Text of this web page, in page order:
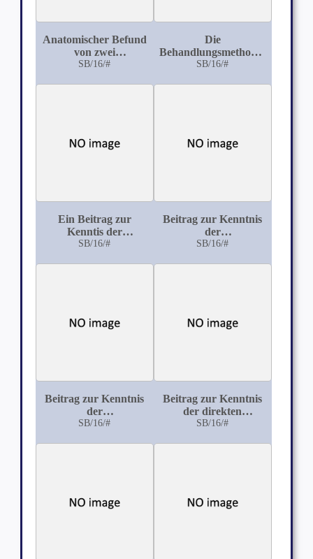
Anatomischer Befund
von zwei
sympathisirenden
SB/16/#
Die
Behandlungsmethoden
von Trichiasis und
SB/16/#
Ein Beitrag zur
Kenntis der
Pathologischen
SB/16/#
Beitrag zur Kenntnis
der
Augenerkrankungen
SB/16/#
Beitrag zur Kenntnis
der
Augenveränderungen
SB/16/#
Beitrag zur Kenntnis
der direkten
Sehnervenverletzungen
SB/16/#